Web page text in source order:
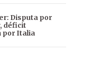
Disputa por
déficit
por Italia